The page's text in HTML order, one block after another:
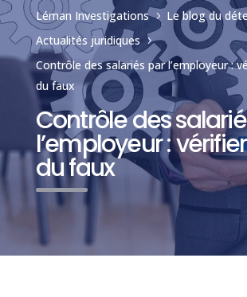
Léman Investigations5 Le blog du
Actualités juridiques 5
Contrôle des salariés par l’employeur :
du faux
Contrôle des
l’employeur :
du faux